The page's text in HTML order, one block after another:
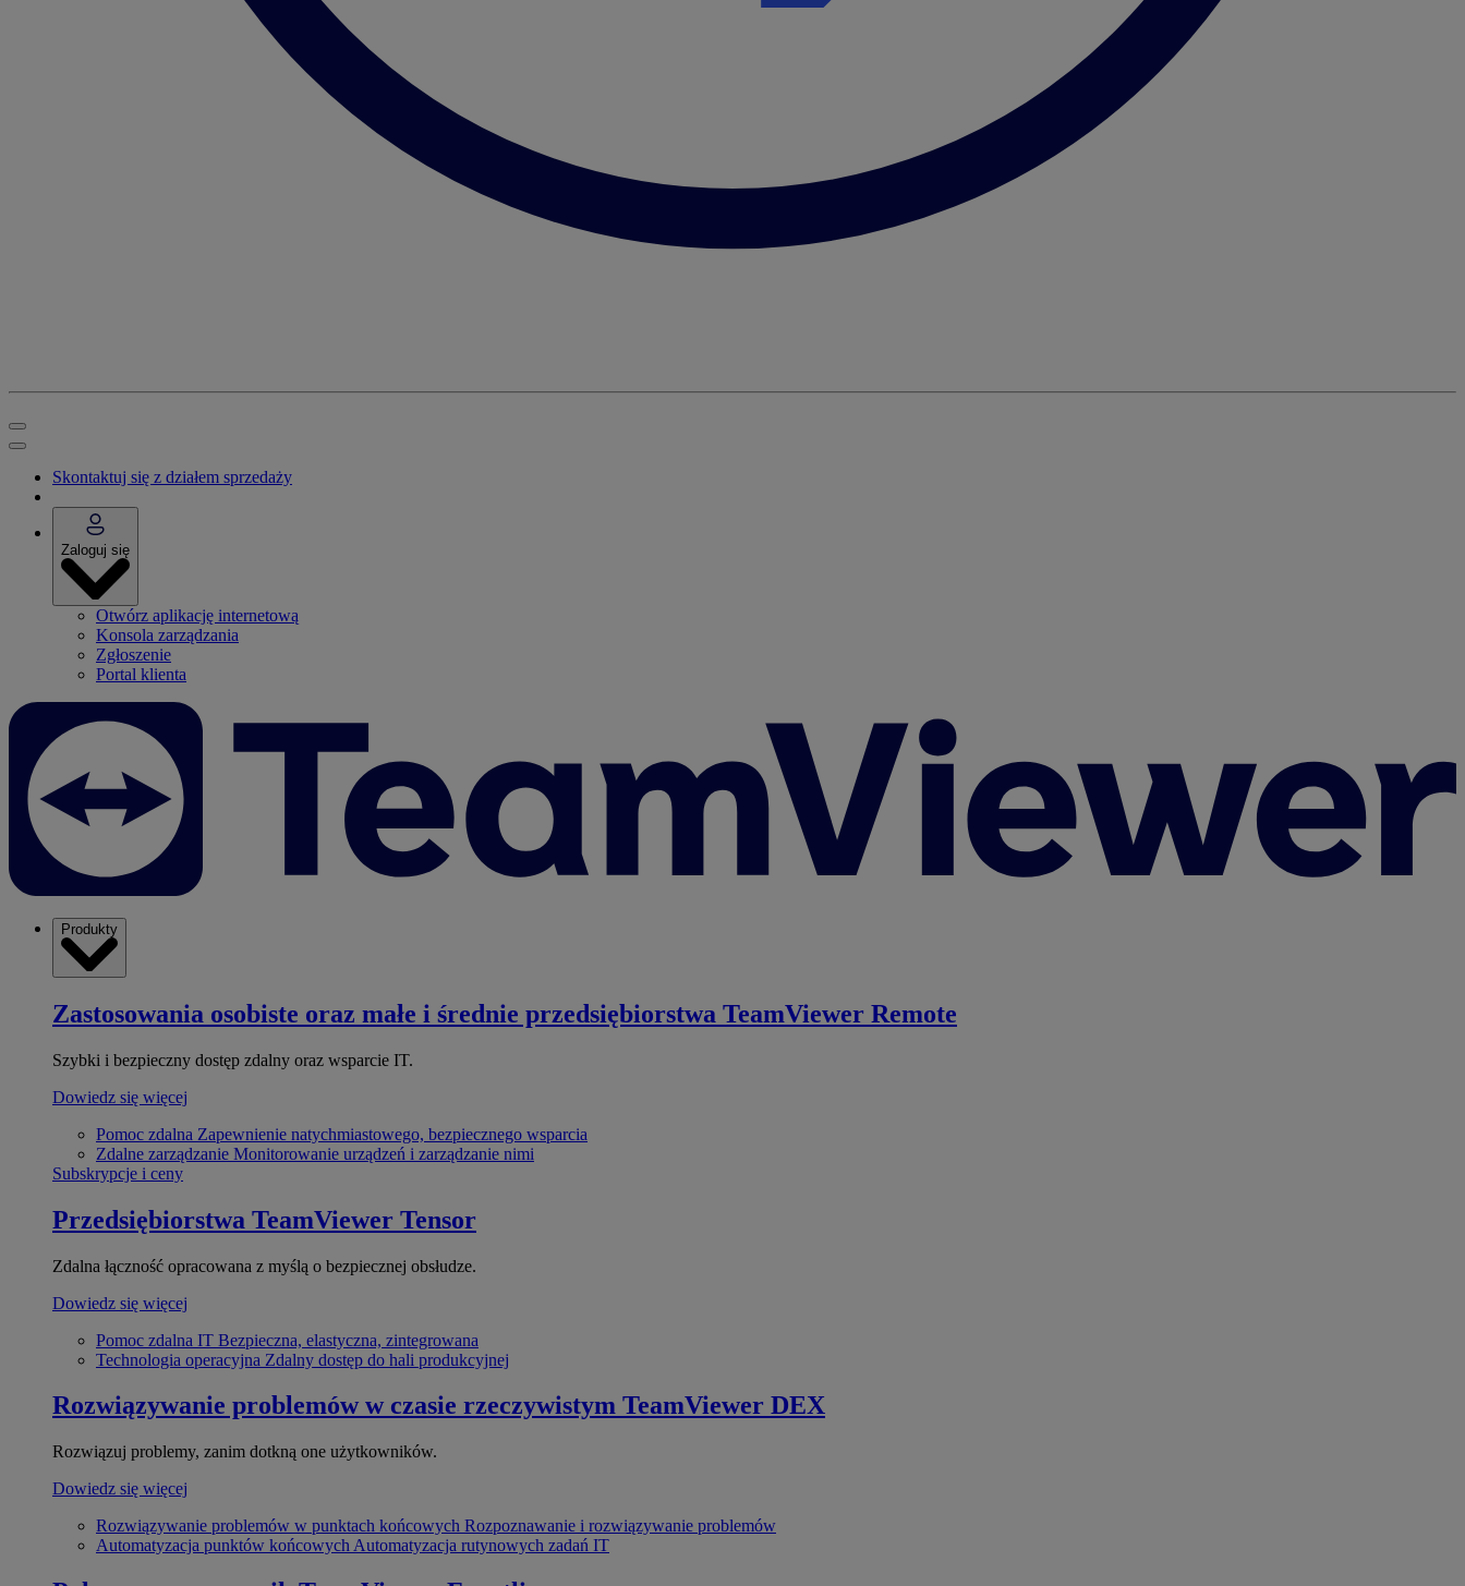
Skontaktuj się z działem sprzedaży
Zaloguj się
Otwórz aplikację internetową
Konsola zarządzania
Zgłoszenie
Portal klienta
Produkty
Zastosowania osobiste oraz małe i średnie przedsiębiorstwa TeamViewer Remote
Szybki i bezpieczny dostęp zdalny oraz wsparcie IT.
Dowiedz się więcej
Pomoc zdalna Zapewnienie natychmiastowego, bezpiecznego wsparcia
Zdalne zarządzanie Monitorowanie urządzeń i zarządzanie nimi
Subskrypcje i ceny
Przedsiębiorstwa TeamViewer Tensor
Zdalna łączność opracowana z myślą o bezpiecznej obsłudze.
Dowiedz się więcej
Pomoc zdalna IT Bezpieczna, elastyczna, zintegrowana
Technologia operacyjna Zdalny dostęp do hali produkcyjnej
Rozwiązywanie problemów w czasie rzeczywistym TeamViewer DEX
Rozwiązuj problemy, zanim dotkną one użytkowników.
Dowiedz się więcej
Rozwiązywanie problemów w punktach końcowych Rozpoznawanie i rozwiązywanie problemów
Automatyzacja punktów końcowych Automatyzacja rutynowych zadań IT